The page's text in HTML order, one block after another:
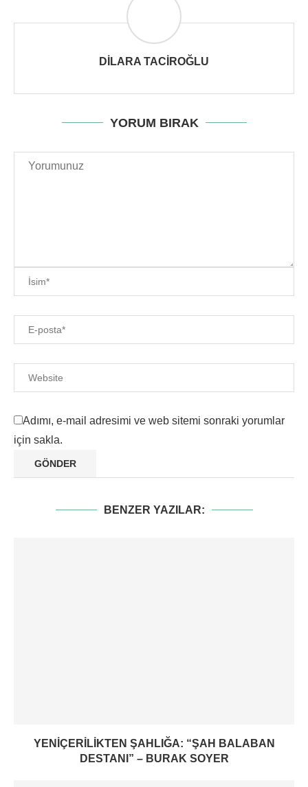
DILARA TACIROĞLU
YORUM BIRAK
Adımı, e-mail adresimi ve web sitemi sonraki yorumlar
için sakla.
BENZER YAZILAR:
YENIÇERILIKTEN ŞAHLIĞA: “ŞAH BALABAN
DESTANI” – BURAK SOYER